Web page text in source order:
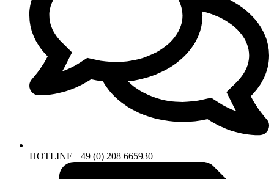
HOTLINE +49 (0) 208 665930